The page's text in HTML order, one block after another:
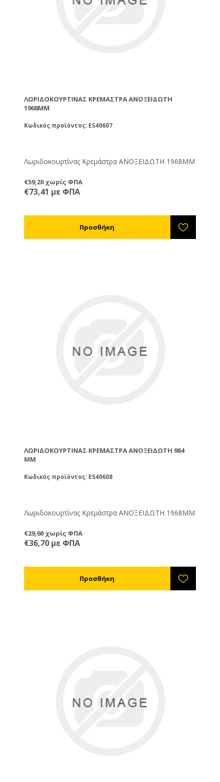
ΛΩΡΙΔΟΚΟΥΡΤΊΝΑΣ ΚΡΕΜΆΣΤΡΑ ΑΝΟΞΕΙΔΩΤΗ
1968ΜΜ
Κωδικός προϊόντος: ES40607
Λωριδοκουρτίνας Κρεμάστρα ΑΝΟΞΕΙΔΩΤΗ 1968ΜΜ
€59,20 χωρίς ΦΠΑ
€73,41 με ΦΠΑ
ΛΩΡΙΔΟΚΟΥΡΤΊΝΑΣ ΚΡΕΜΆΣΤΡΑ ΑΝΟΞΕΙΔΩΤΗ 984
ΜΜ
Κωδικός προϊόντος: ES40608
Λωριδοκουρτίνας Κρεμάστρα ΑΝΟΞΕΙΔΩΤΗ 1968ΜΜ
€29,60 χωρίς ΦΠΑ
€36,70 με ΦΠΑ